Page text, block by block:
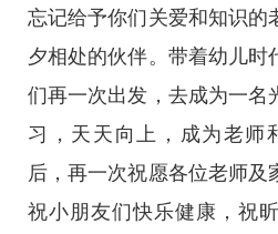
忘记给予你们关爱和知识的
夕相处的伙伴。带着幼儿时
们再一次出发，去成为一名
习，天天向上，成为老师
后，再一次祝愿各位老师及
祝小朋友们快乐健康，祝